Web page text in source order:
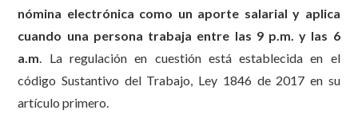
nómina electrónica como un aporte salarial y aplica
cuando una persona trabaja entre las 9 p.m. y las 6
a.m. La regulación en cuestión está establecida en el
código Sustantivo del Trabajo, Ley 1846 de 2017 en su
artículo primero.